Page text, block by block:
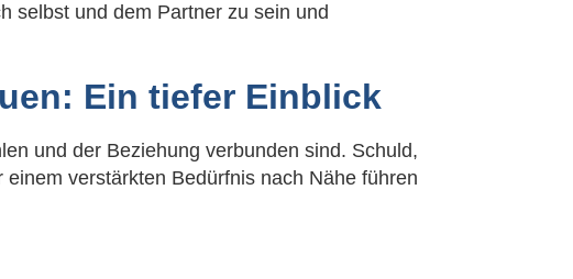
selbst und dem Partner zu sein und
Ein tiefer Einblick
und der Beziehung verbunden sind. Schuld,
verstärkten Bedürfnis nach Nähe führen